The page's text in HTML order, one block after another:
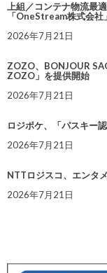
上組／コンテナ物流最
「OneStream株式会
2026年7月21日
ZOZO、BONJOUR
ZOZO」を提供開始
2026年7月21日
ロジポケ、「パスキー
2026年7月21日
NTTロジスコ、エンタ
2026年7月21日